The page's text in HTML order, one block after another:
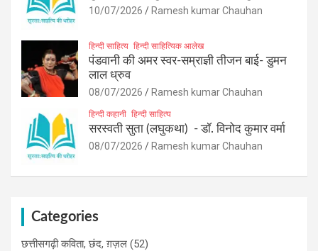
10/07/2026 Ramesh kumar Chauhan
हिन्दी साहित्य हिन्दी साहित्यिक आलेख
पंडवानी की अमर स्वर-सम्राज्ञी तीजन बाई- डुमन
लाल ध्रुव
08/07/2026 Ramesh kumar Chauhan
हिन्दी कहानी हिन्दी साहित्य
सरस्वती सुता (लघुकथा) ​- डॉ. विनोद कुमार वर्मा
08/07/2026 Ramesh kumar Chauhan
Categories
छत्तीसगढ़ी कविता, छंद, ग़ज़ल (52)